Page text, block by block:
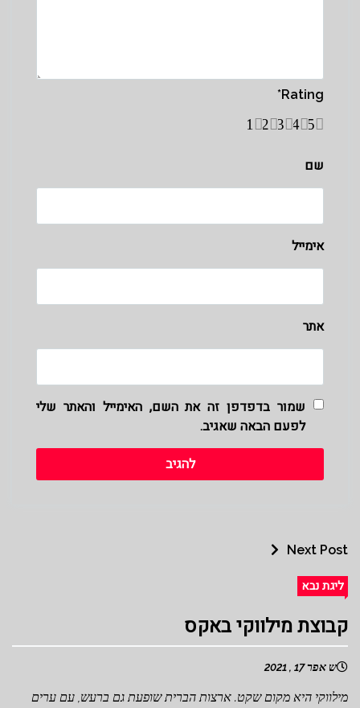
Rating
*
5
4
3
2
1
שם
אימייל
אתר
שמור בדפדפן זה את השם, האימייל והאתר שלי
לפעם הבאה שאגיב.
Next Post
ליגת נבא
קבוצת מילווקי באקס
ש אפר 17 , 2021
מילווקי היא מקום שקט. ארצות הברית שופעת גם ברעש, עם ערים